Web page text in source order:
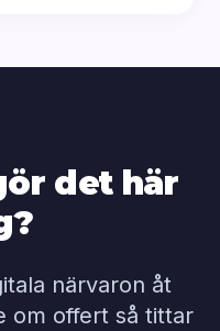
det här
närvaron åt
om offert så tittar